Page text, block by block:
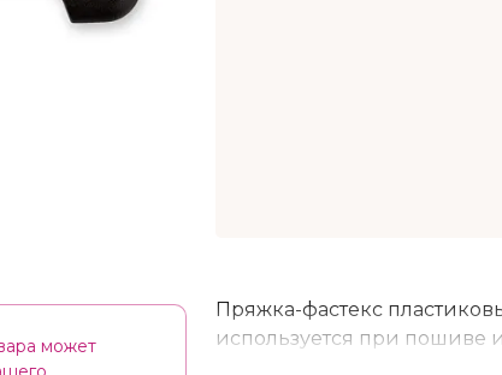
может
Пряжка-фастекс
используется при пошиве